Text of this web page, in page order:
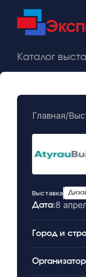
Каталог
Главная/
Выставка
Дата:8
Город и